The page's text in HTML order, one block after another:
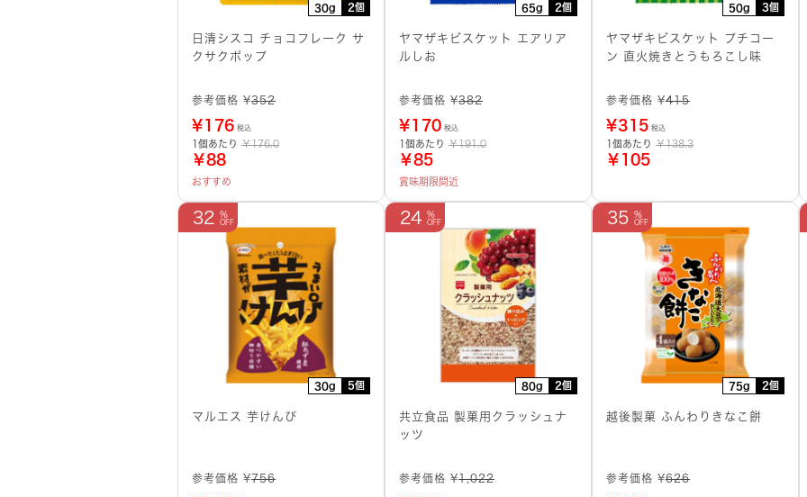
30g 2個
日清シスコ チョコフレーク サ
クサクポップ
参考価格 ¥352
¥176 税込
1個あたり ￥176.0
￥88
おすすめ
65g 2個
ヤマザキビスケット エアリア
ルしお
参考価格 ¥382
¥170 税込
1個あたり ￥191.0
￥85
賞味期限間近
50g 3個
ヤマザキビスケット プチコー
ン 直火焼きとうもろこし味
参考価格 ¥415
¥315 税込
1個あたり ￥138.3
￥105
30g 5個
32
マルエス 芋けんぴ
参考価格 ¥756
80g 2個
24
共立食品 製菓用クラッシュナ
ッツ
参考価格 ¥1,022
75g 2個
35
越後製菓 ふんわりきなこ餅
参考価格 ¥626